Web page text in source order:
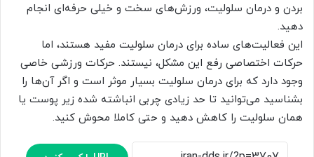
بردن و درمان سلولیت، ورزش‌های سخت و خیلی حرفه‌ای انجام
دهید.
این فعالیت‌های ساده برای درمان سلولیت مفید هستند، اما
حرکات اختصاصی رفع این مشکل، نیستند. حرکات ورزشی خاصی
وجود دارد که برای درمان سلولیت بسیار موثر است و اگر آن‌ها را
بشناسید می‌توانید تا حد زیادی چربی انباشته شده زیر پوست یا
همان سلولیت را کاهش دهید و حتی کاملا محوش کنید.